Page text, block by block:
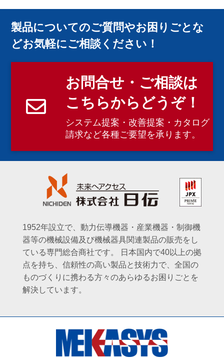
製品についてのご質問やお困りごとな
どお気軽にご相談ください！
お問合せ・ご相談は
こちらからどうぞ！
システム提案・改善提案・カタログ
請求など各種ご要望を承ります。
1952年設立で、動力伝導機器・産業機器・制御機
器等の機械設備及び機械器具関連製品の販売をし
ている専門総合商社です。
日本国内で40以上の拠
点を持ち、信頼性の高い製品と技術力で、全国の
ものづくりに携わる方々のあらゆるお困りごとを
解決しています。